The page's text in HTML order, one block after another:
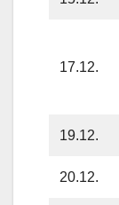
17.12.
19.12.
20.12.